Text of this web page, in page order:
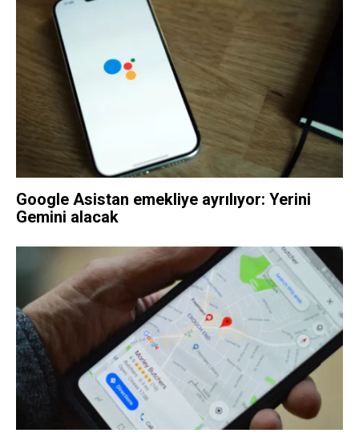
Google Asistan emekliye ayrılıyor: Yerini
Gemini alacak